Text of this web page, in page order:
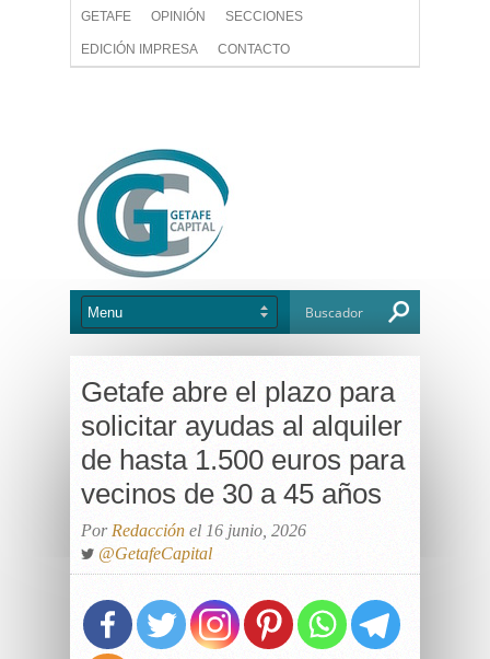
GETAFE OPINIÓN SECCIONES
EDICIÓN IMPRESA CONTACTO
Getafe abre el plazo para
solicitar ayudas al alquiler
de hasta 1.500 euros para
vecinos de 30 a 45 años
Por Redacción el 16 junio, 2026
@GetafeCapital